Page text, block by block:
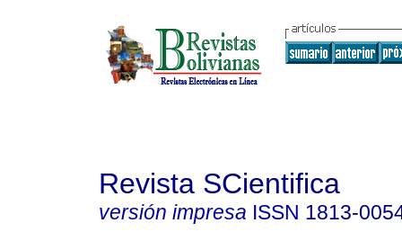
Revista SCientifica
versión impresa ISSN 1813-